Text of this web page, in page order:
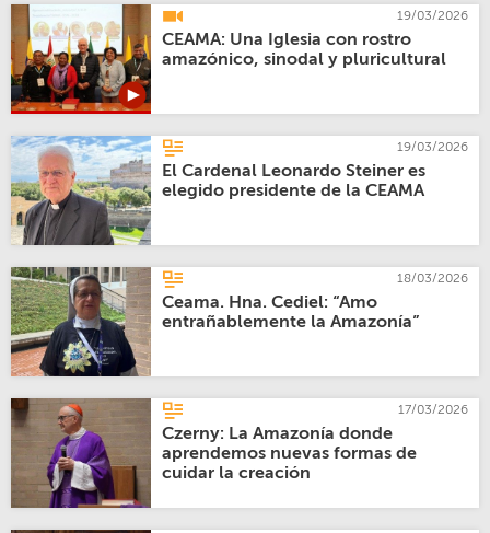
19/03/2026
CEAMA: Una Iglesia con rostro
amazónico, sinodal y pluricultural
19/03/2026
El Cardenal Leonardo Steiner es
elegido presidente de la CEAMA
18/03/2026
Ceama. Hna. Cediel: “Amo
entrañablemente la Amazonía”
17/03/2026
Czerny: La Amazonía donde
aprendemos nuevas formas de
cuidar la creación